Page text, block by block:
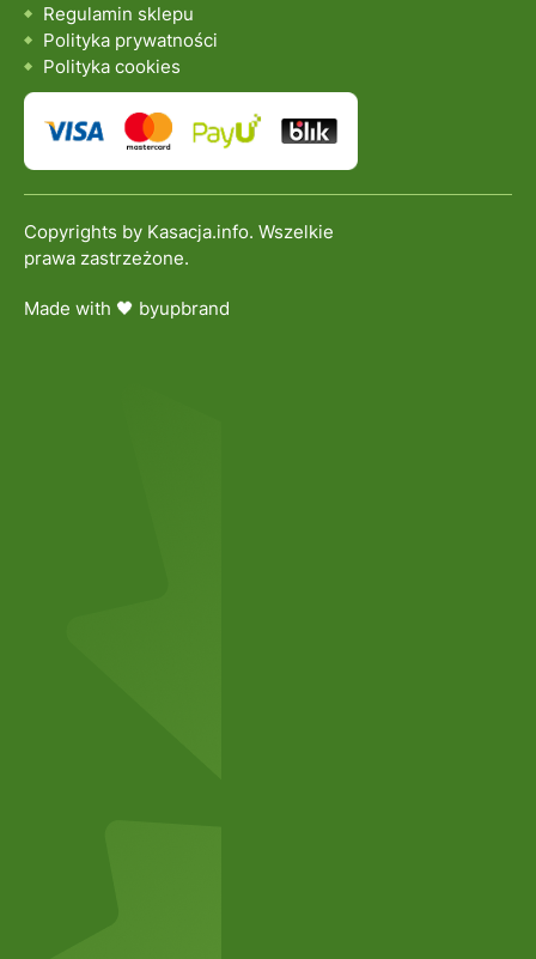
Regulamin sklepu
Polityka prywatności
Polityka cookies
Copyrights by Kasacja.info. Wszelkie
prawa zastrzeżone.
Made with 🖤 byupbrand